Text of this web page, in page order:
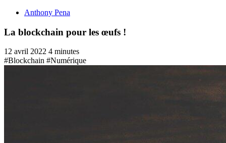
Anthony Pena
La blockchain pour les œufs !
12 avril 2022 4 minutes
#Blockchain #Numérique